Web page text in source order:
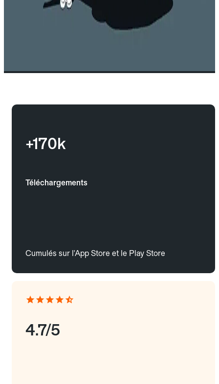
+170k
Téléchargements
Cumulés sur l'App Store et le Play Store
4.7/5